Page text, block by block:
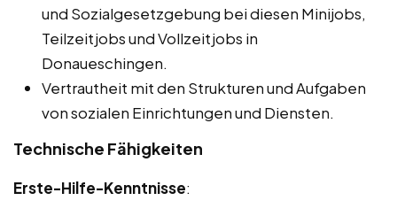
und Sozialgesetzgebung bei diesen Minijobs,
Teilzeitjobs und Vollzeitjobs in
Donaueschingen.
Vertrautheit mit den Strukturen und Aufgaben
von sozialen Einrichtungen und Diensten.
Technische Fähigkeiten
Erste-Hilfe-Kenntnisse: